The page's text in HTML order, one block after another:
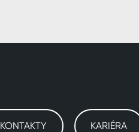
KONTAKTY KARIÉRA